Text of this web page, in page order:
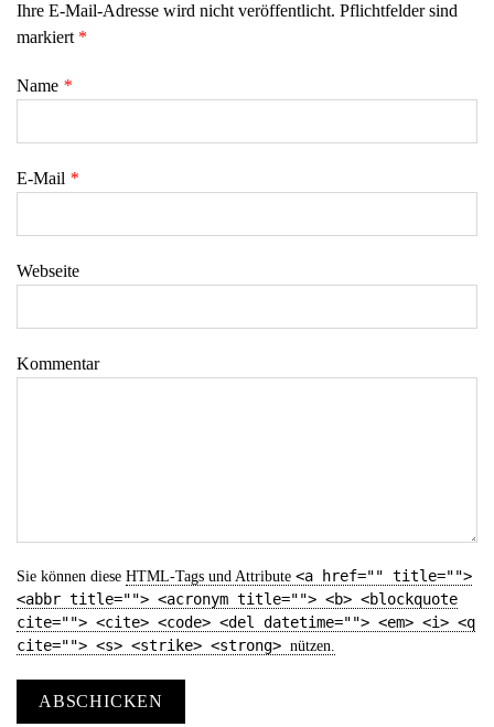
Ihre E-Mail-Adresse wird nicht veröffentlicht. Pflichtfelder sind
markiert *
Name *
E-Mail *
Webseite
Kommentar
Sie können diese HTML-Tags und Attribute <a href="" title="">
<abbr title=""> <acronym title=""> <b> <blockquote
cite=""> <cite> <code> <del datetime=""> <em> <i> <q
cite=""> <s> <strike> <strong> nützen.
ABSCHICKEN